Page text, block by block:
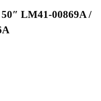
50″ LM41-00869A /